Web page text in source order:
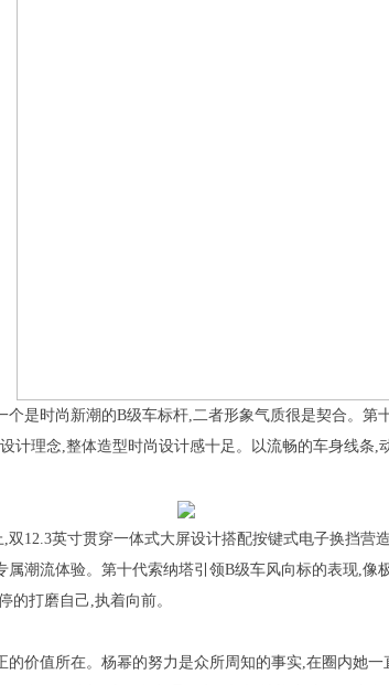
个是时尚新潮的B级车标杆,二者形象气质很是契合。第
设计理念,整体造型时尚设计感十足。以流畅的车身线条
双12.3英寸贯穿一体式大屏设计搭配按键式电子换挡营
属潮流体验。第十代索纳塔引领B级车风向标的表现,像
的打磨自己,执着向前。
的价值所在。杨幂的努力是众所周知的事实,在圈内她